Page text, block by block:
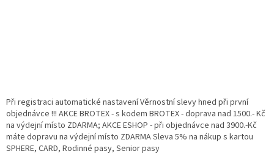
Při registraci automatické nastavení Věrnostní slevy hned při první
objednávce !!! AKCE BROTEX - s kodem BROTEX - doprava nad 1500.- Kč
na výdejní místo ZDARMA; AKCE ESHOP - při objednávce nad 3900.-Kč
máte dopravu na výdejní místo ZDARMA Sleva 5% na nákup s kartou
SPHERE, CARD, Rodinné pasy, Senior pasy